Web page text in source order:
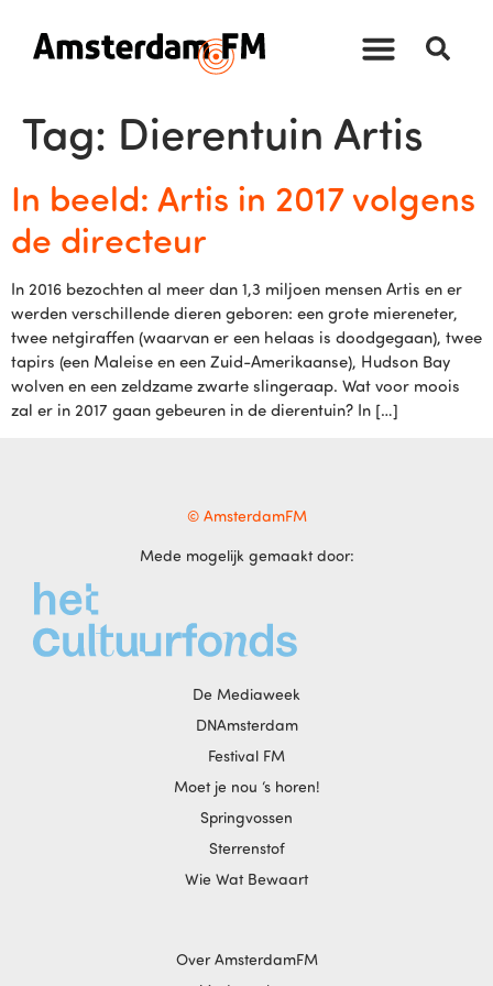
Tag: Dierentuin Artis
In beeld: Artis in 2017 volgens
de directeur
In 2016 bezochten al meer dan 1,3 miljoen mensen Artis en er
werden verschillende dieren geboren: een grote miereneter,
twee netgiraffen (waarvan er een helaas is doodgegaan), twee
tapirs (een Maleise en een Zuid-Amerikaanse), Hudson Bay
wolven en een zeldzame zwarte slingeraap. Wat voor moois
zal er in 2017 gaan gebeuren in de dierentuin? In […]
© AmsterdamFM
Mede mogelijk gemaakt door:
De Mediaweek
DNAmsterdam
Festival FM
Moet je nou ‘s horen!
Springvossen
Sterrenstof
Wie Wat Bewaart
Over AmsterdamFM